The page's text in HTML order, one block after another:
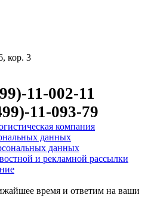
кор. 3
11-002-11
11-093-79
компания
данных
данных
и рекламной рассылки
время и ответим на ваши